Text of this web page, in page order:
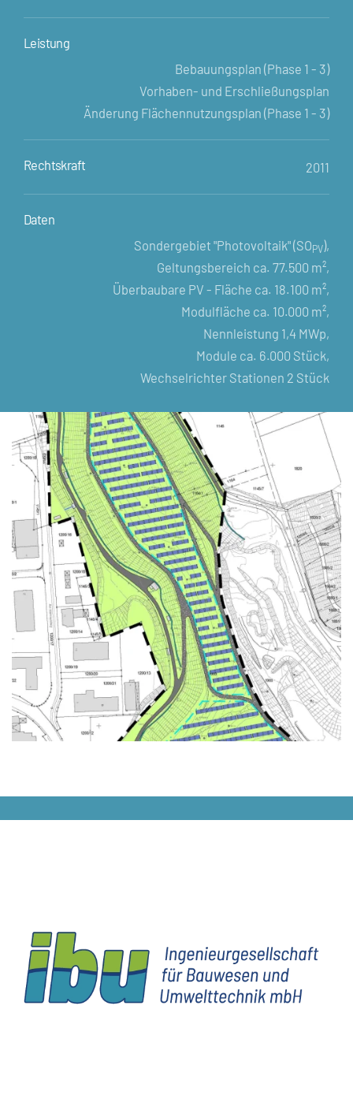
Leistung
Bebauungsplan (Phase 1 - 3)
Vorhaben- und Erschließungsplan
Änderung Flächennutzungsplan (Phase 1 - 3)
Rechtskraft 2011
Daten
Sondergebiet "Photovoltaik" (SOPV),
Geltungsbereich ca. 77.500 m²,
Überbaubare PV - Fläche ca. 18.100 m²,
Modulfläche ca. 10.000 m²,
Nennleistung 1,4 MWp,
Module ca. 6.000 Stück,
Wechselrichter Stationen 2 Stück